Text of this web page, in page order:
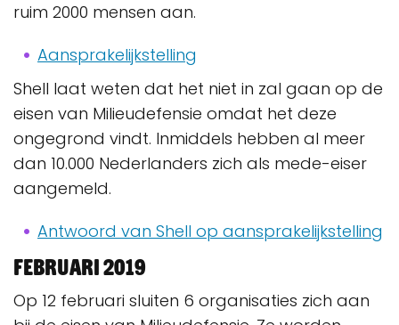
ruim 2000 mensen aan.
Aansprakelijkstelling
Shell laat weten dat het niet in zal gaan op de
eisen van Milieudefensie omdat het deze
ongegrond vindt. Inmiddels hebben al meer
dan 10.000 Nederlanders zich als mede-eiser
aangemeld.
Antwoord van Shell op aansprakelijkstelling
Februari 2019
Op 12 februari sluiten 6 organisaties zich aan